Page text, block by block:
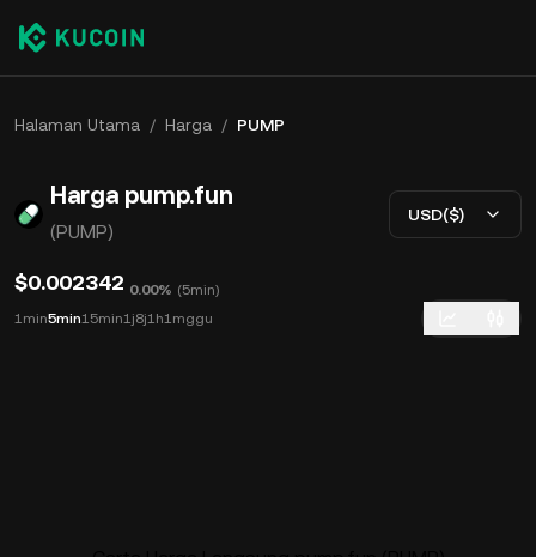
Halaman Utama / Harga / PUMP
Harga pump.fun
(PUMP)
USD($)
$0.002342 0.00% (5min)
1min5min15min1j8j1h1mggu